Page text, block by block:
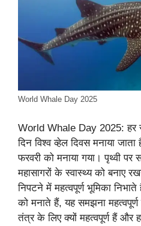
World Whale Day 2025
World Whale Day 2025: हर
दिन विश्व व्हेल दिवस मनाया
फरवरी को मनाया गया। पृथ्वी पर
महासागरों के स्वास्थ्य को बनाए
निपटने में महत्वपूर्ण भूमिका
को मनाते हैं, यह समझना महत्वपूर्ण
तंत्र के लिए क्यों महत्वपूर्ण हैं और